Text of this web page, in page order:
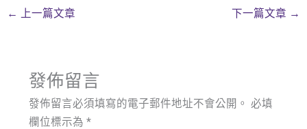
← 上一篇文章 下一篇文章 →
發佈留言
發佈留言必須填寫的電子郵件地址不會公開。 必填
欄位標示為 *